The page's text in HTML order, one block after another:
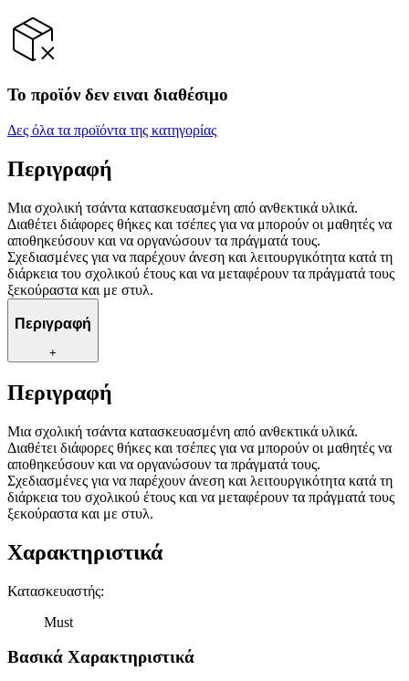
Το προϊόν δεν ειναι διαθέσιμο
Δες όλα τα προϊόντα της κατηγορίας
Περιγραφή
Μια σχολική τσάντα κατασκευασμένη από ανθεκτικά υλικά.
Διαθέτει διάφορες θήκες και τσέπες για να μπορούν οι μαθητές να
αποθηκεύσουν και να οργανώσουν τα πράγματά τους.
Σχεδιασμένες για να παρέχουν άνεση και λειτουργικότητα κατά τη
διάρκεια του σχολικού έτους και να μεταφέρουν τα πράγματά τους
ξεκούραστα και με στυλ.
Περιγραφή
+
Περιγραφή
Μια σχολική τσάντα κατασκευασμένη από ανθεκτικά υλικά.
Διαθέτει διάφορες θήκες και τσέπες για να μπορούν οι μαθητές να
αποθηκεύσουν και να οργανώσουν τα πράγματά τους.
Σχεδιασμένες για να παρέχουν άνεση και λειτουργικότητα κατά τη
διάρκεια του σχολικού έτους και να μεταφέρουν τα πράγματά τους
ξεκούραστα και με στυλ.
Χαρακτηριστικά
Κατασκευαστής:
Must
Βασικά Χαρακτηριστικά